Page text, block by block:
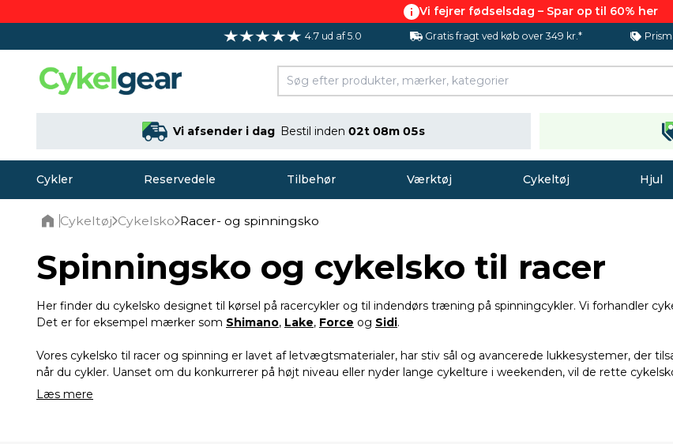
Vi fejrer fødselsdag – Spar op til 60% her
4.7 ud af 5.0 Gratis fragt ved køb over 349 kr.*
Vi afsender i dag Bestil inden02t 08m 04s
Cykler Reservedele Tilbehør Værktøj Cykeltøj Hjul
Cykeltøj Cykelsko Racer- og spinningsko
Spinningsko og cykelsko til racer
Her finder du cykelsko designet til kørsel på racercykler og til indendørs træning på spinningcykler. Vi forhandler
Det er for eksempel mærker som Shimano, Lake, Force og Sidi.
Vores cykelsko til racer og spinning er lavet af letvægtsmaterialer, har stiv sål og avancerede lukkesystemer, der
når du cykler. Uanset om du konkurrerer på højt niveau eller nyder lange cykelture i weekenden, vil de rette
Læs mere